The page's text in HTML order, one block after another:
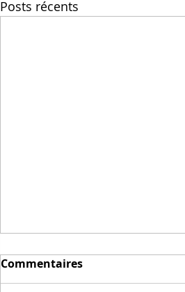
Posts récents
Aiguilles de taille
Commentaires